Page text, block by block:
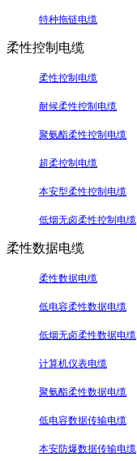
特种拖链电缆
柔性控制电缆
柔性控制电缆
耐候柔性控制电缆
聚氨酯柔性控制电缆
超柔控制电缆
本安型柔性控制电缆
低烟无卤柔性控制电缆
柔性数据电缆
柔性数据电缆
低电容柔性数据电缆
低烟无卤柔性数据电缆
计算机仪表电缆
聚氨酯柔性数据电缆
低电容数据传输电缆
本安防爆数据传输电缆